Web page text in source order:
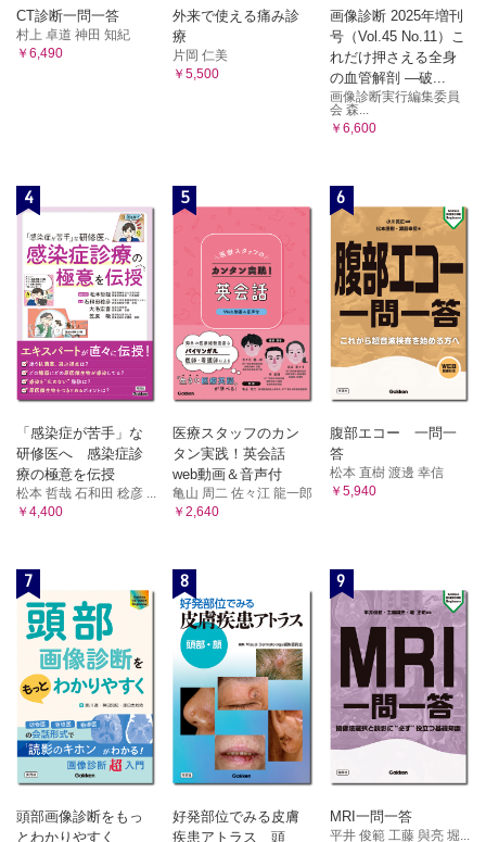
CT診断一問一答
村上 卓道 神田 知紀
￥6,490
外来で使える痛み診
療
片岡 仁美
￥5,500
画像診断 2025年増刊
号（Vol.45 No.11）こ
れだけ押さえる全身
の血管解剖 ―破...
画像診断実行編集委員
会 森...
￥6,600
4
「感染症が苦手」な
研修医へ 感染症診
療の極意を伝授
松本 哲哉 石和田 稔彦 ...
￥4,400
5
医療スタッフのカン
タン実践！英会話
web動画＆音声付
亀山 周二 佐々江 龍一郎
￥2,640
6
腹部エコー 一問一
答
松本 直樹 渡邊 幸信
￥5,940
7
頭部画像診断をもっ
とわかりやすく
8
好発部位でみる皮膚
疾患アトラス 頭
9
MRI一問一答
平井 俊範 工藤 與亮 堀...